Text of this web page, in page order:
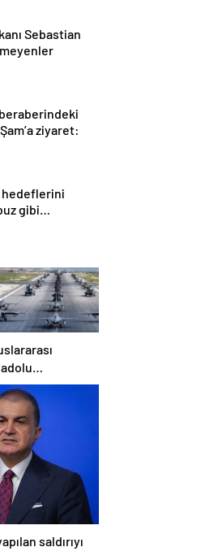
Sebastian
ziyaret:
kıldılar
hedeflerini
gibi…
2025
başladı
saldırıyı